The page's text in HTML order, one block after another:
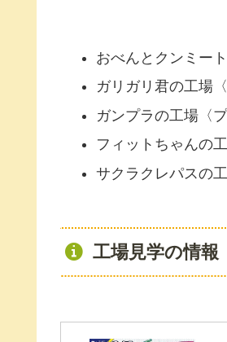
おべんとクンミー
ガリガリ君の工場
ガンプラの工場〈
フィットちゃんの
サクラクレパスの
工場見学の情報